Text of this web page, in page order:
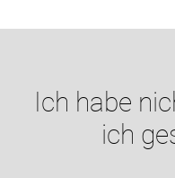
Ich habe
ich